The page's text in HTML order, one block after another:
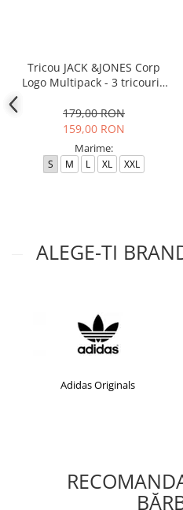
Tricou JACK &JONES Corp
Logo Multipack - 3 tricouri -
179,00 RON
159,00 RON
Marime:
S M L XL XXL
ALEGE-TI
Adidas Originals